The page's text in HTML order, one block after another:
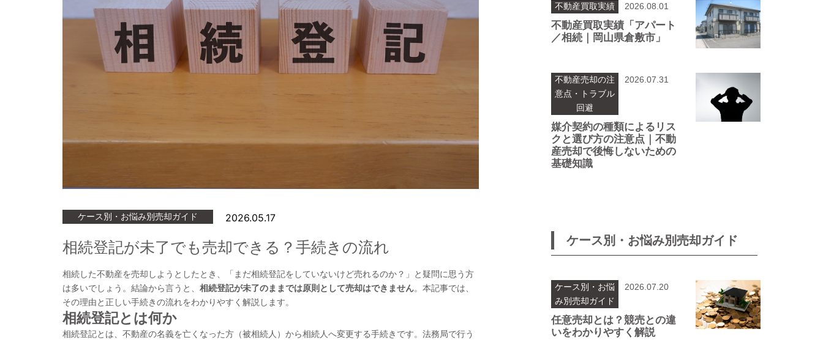
ケース別・お悩み別売却ガイド 2026.05.17
相続登記が未了でも売却できる？手続きの流れ
相続した不動産を売却しようとしたとき、「まだ相続登記をしていないけど売れるのか？」と疑問に思う方
は多いでしょう。結論から言うと、 相続登記が未了のままでは原則として売却はできません。本記事では、
その理由と正しい手続きの流れをわかりやすく解説します。
相続登記とは何か
相続登記とは、不動産の名義を亡くなった方（被相続人）から相続人へ変更する手続きです。法務局で行う
不動産買取実績 2026.08.01
不動産買取実績「アパート
／相続｜岡山県倉敷市」
不動産売却の注
意点・トラブル
回避
2026.07.31
媒介契約の種類によるリス
クと選び方の注意点｜不動
産売却で後悔しないための
基礎知識
ケース別・お悩み別売却ガイド
ケース別・お悩
み別売却ガイド
2026.07.20
任意売却とは？競売との違
いをわかりやすく解説